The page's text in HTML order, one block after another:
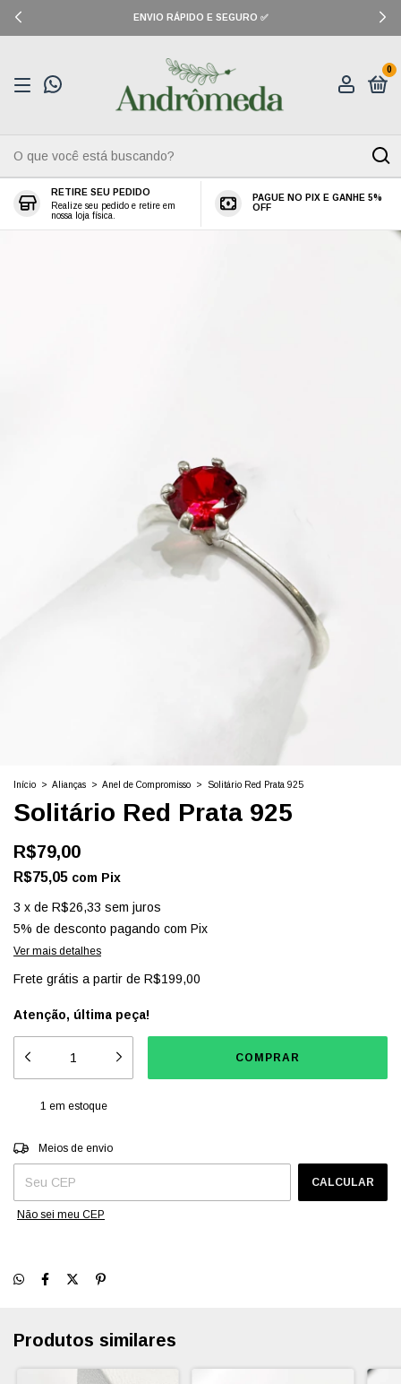
ENVIO RÁPIDO E SEGURO ✅
0
RETIRE SEU PEDIDO
Realize seu pedido e retire em
nossa loja física.
PAGUE NO PIX E GANHE 5%
OFF
Início > Alianças > Anel de Compromisso > Solitário Red Prata 925
Solitário Red Prata 925
R$79,00
R$75,05 com Pix
3 x de R$26,33 sem juros
5% de desconto pagando com Pix
Ver mais detalhes
Frete grátis a partir de R$199,00
Atenção, última peça!
1 em estoque
Entregas para o CEP:
Meios de envio
CALCULAR
Não sei meu CEP
Produtos similares